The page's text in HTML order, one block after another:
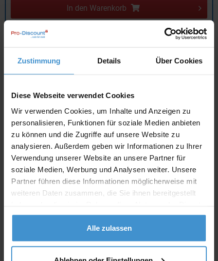
Zustimmung Details Über Cookies
Diese Webseite verwendet Cookies
Wir verwenden Cookies, um Inhalte und Anzeigen zu
personalisieren, Funktionen für soziale Medien anbieten
zu können und die Zugriffe auf unsere Website zu
analysieren. Außerdem geben wir Informationen zu Ihrer
Verwendung unserer Website an unsere Partner für
soziale Medien, Werbung und Analysen weiter. Unsere
Partner führen diese Informationen möglicherweise mit
weiteren Daten zusammen, die Sie ihnen bereitgestellt
gesammelt haben.
Alle zulassen
In den Warenkorb
Lieferzeiten
Muster mit Ihrer
Werbeanbringung zur Freigabe
der Produktion:
ca. 10 Werktage
Artikel ohne Werbeanbringung: ca. 3 - 5 Werktage
Muster: ca. 3 - 5 Werktage
Produktinformationen zu diesem Artikel
Artikelnummer:
ROP2K1001
Geschenkset / Präsenteset: